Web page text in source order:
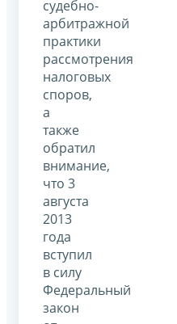
судебно-
арбитражной
практики
рассмотрения
налоговых
споров,
а
также
обратил
внимание,
что 3
августа
2013
года
вступил
в силу
Федеральный
закон